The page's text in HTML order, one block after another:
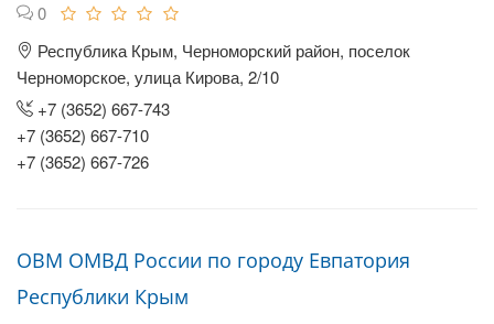
0
Республика Крым, Черноморский район, поселок
Черноморское, улица Кирова, 2/10
+7 (3652) 667-743
+7 (3652) 667-710
+7 (3652) 667-726
ОВМ ОМВД России по городу Евпатория
Республики Крым